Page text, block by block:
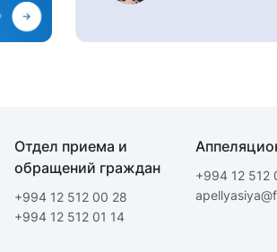
Отдел приема и
обращений граждан
+994 12 512 00 28
+994 12 512 01 14
+994 12 512